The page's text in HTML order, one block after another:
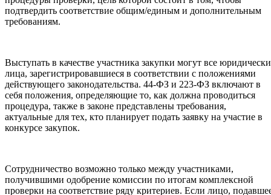
подтвердить соответствие общим/единым и дополнительным
требованиям.
Выступать в качестве участника закупки могут все
лица, зарегистрировавшиеся в соответствии с положениями
действующего законодательства. 44-ФЗ и 223-ФЗ включают в
себя положения, определяющие то, как должна проводиться
процедура, также в законе представлены требования,
актуальные для тех, кто планирует подать заявку на участие в
конкурсе закупок.
Сотрудничество возможно только между участниками,
получившими одобрение комиссии по итогам комплексной
проверки на соответствие ряду критериев. Если лицо,